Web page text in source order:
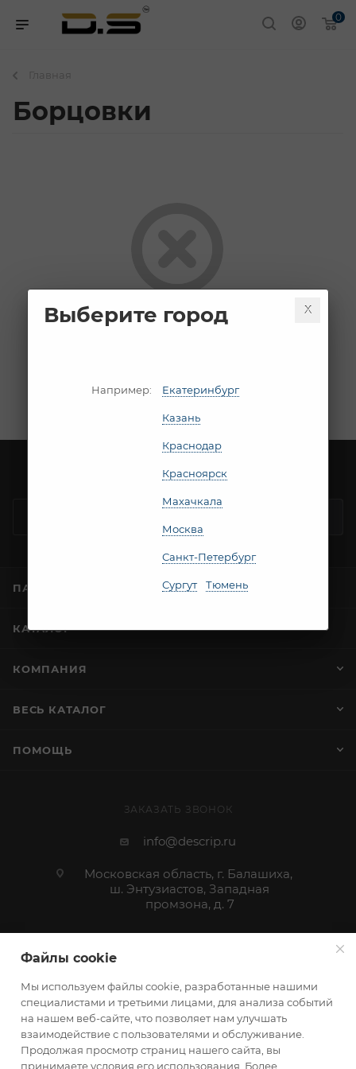
0
Главная
Борцовки
Будьте в курсе наших акций и новостей
ПАРТНЕРАМ
КАТАЛОГ
КОМПАНИЯ
ВЕСЬ КАТАЛОГ
ПОМОЩЬ
ЗАКАЗАТЬ ЗВОНОК
info@descrip.ru
Московская область, г. Балашиха,
ш. Энтузиастов, Западная
промзона, д. 7
Файлы cookie
Мы используем файлы cookie, разработанные нашими
специалистами и третьими лицами, для анализа событий
на нашем веб-сайте, что позволяет нам улучшать
взаимодействие с пользователями и обслуживание.
Продолжая просмотр страниц нашего сайта, вы
принимаете условия его использования. Более
Выберите город
Например: Екатеринбург
Казань
Краснодар
Красноярск
Махачкала
Москва
Санкт-Петербург
Сургут Тюмень